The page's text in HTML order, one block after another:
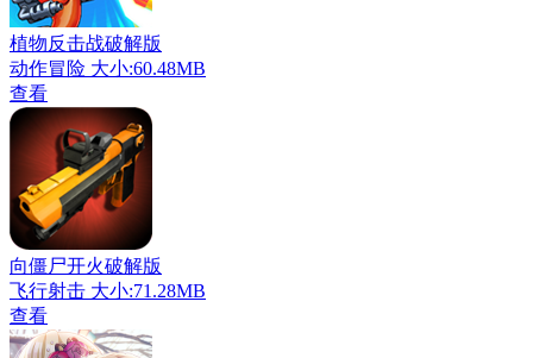
植物反击战破解版
动作冒险 大小:60.48MB
查看
向僵尸开火破解版
飞行射击 大小:71.28MB
查看